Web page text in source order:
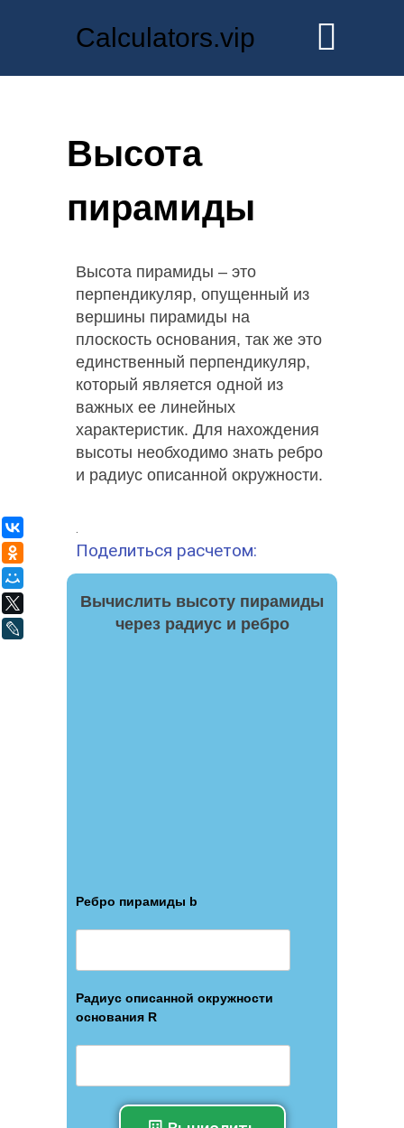
Calculators.vip
Высота
пирамиды
Высота пирамиды – это
перпендикуляр, опущенный из
вершины пирамиды на
плоскость основания, так же это
единственный перпендикуляр,
который является одной из
важных ее линейных
характеристик. Для нахождения
высоты необходимо знать ребро
и радиус описанной окружности.
Поделиться расчетом:
Вычислить высоту пирамиды
через радиус и ребро
Ребро пирамиды b
Радиус описанной окружности
основания R
Одноклассники
Мой Мир